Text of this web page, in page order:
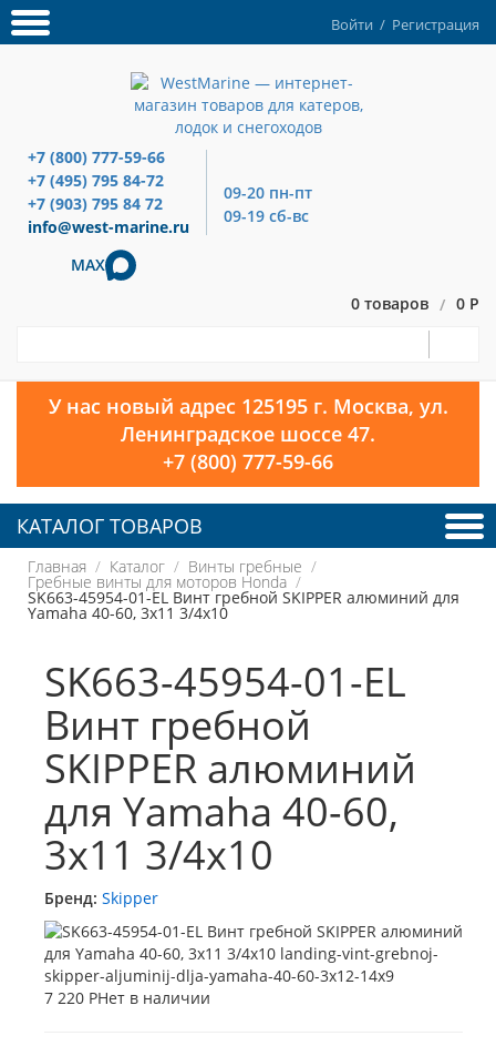
Войти / Регистрация
+7 (800) 777-59-66
+7 (495) 795 84-72
+7 (903) 795 84 72
info@west-marine.ru
09-20 пн-пт
09-19 сб-вс
MAX
0 товаров / 0 Р
У нас новый адрес 125195 г. Москва, ул.
Ленинградское шоссе 47.
+7 (800) 777-59-66
КАТАЛОГ ТОВАРОВ
Главная Каталог Винты гребные
Гребные винты для моторов Honda
SK663-45954-01-EL Винт гребной SKIPPER алюминий для
Yamaha 40-60, 3x11 3/4x10
SK663-45954-01-EL
Винт гребной
SKIPPER алюминий
для Yamaha 40-60,
3x11 3/4x10
Бренд: Skipper
7 220 РНет в наличии